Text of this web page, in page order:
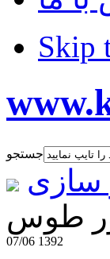
Skip
جستجو
سازی
طوس
07/06 1392